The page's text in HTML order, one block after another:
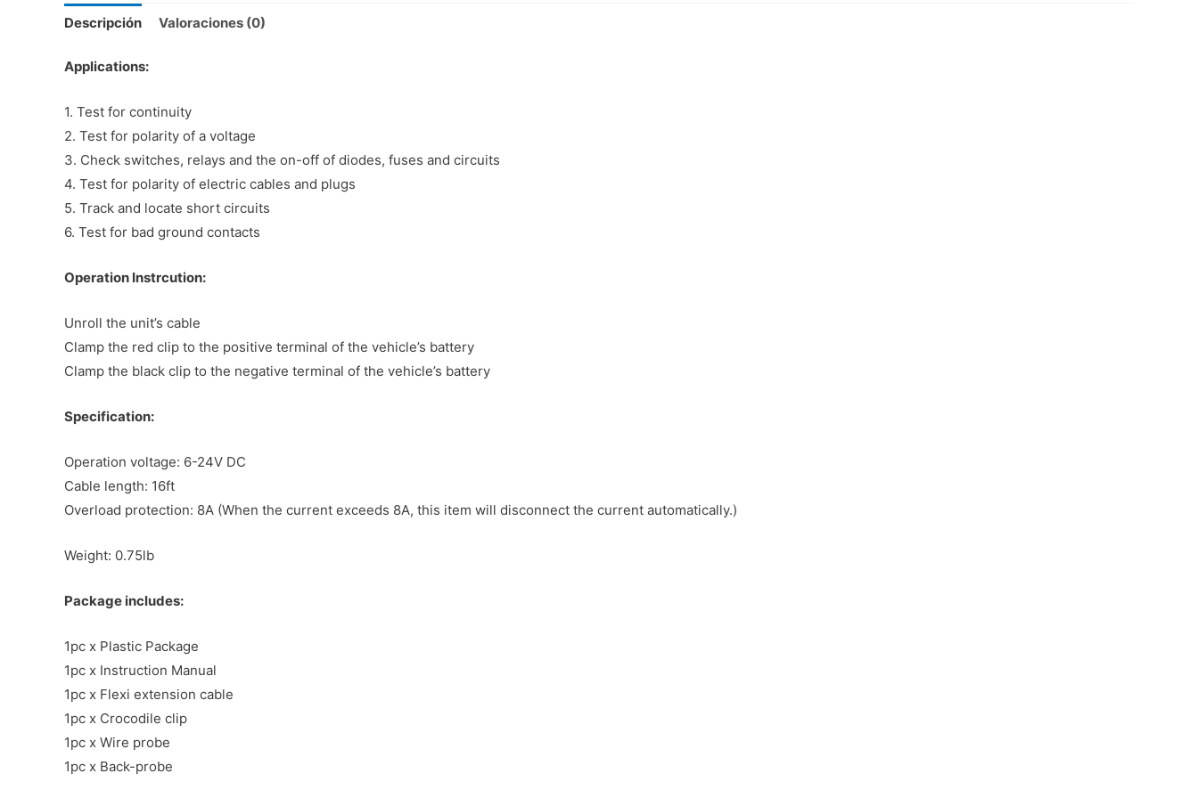
Descripción Valoraciones (0)
Applications:
1. Test for continuity
2. Test for polarity of a voltage
3. Check switches, relays and the on-off of diodes, fuses and circuits
4. Test for polarity of electric cables and plugs
5. Track and locate short circuits
6. Test for bad ground contacts
Operation Instrcution:
Unroll the unit’s cable
Clamp the red clip to the positive terminal of the vehicle’s battery
Clamp the black clip to the negative terminal of the vehicle’s battery
Specification:
Operation voltage: 6-24V DC
Cable length: 16ft
Overload protection: 8A (When the current exceeds 8A, this item will disconnect the current automatically.)
Weight: 0.75lb
Package includes:
1pc x Plastic Package
1pc x Instruction Manual
1pc x Flexi extension cable
1pc x Crocodile clip
1pc x Wire probe
1pc x Back-probe